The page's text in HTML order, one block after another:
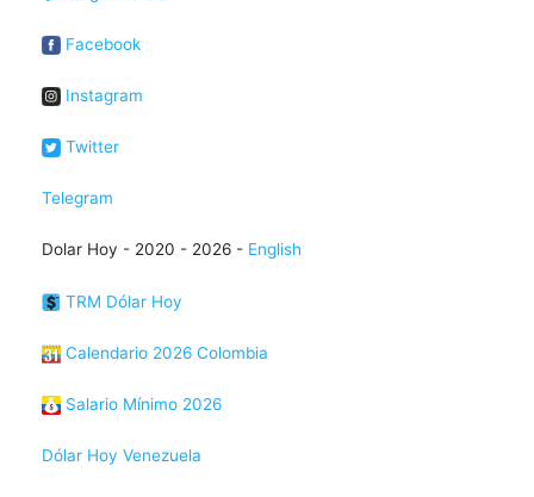
Facebook
Instagram
Twitter
Telegram
Dolar Hoy - 2020 - 2026 - English
TRM Dólar Hoy
Calendario 2026 Colombia
Salario Mínimo 2026
Dólar Hoy Venezuela